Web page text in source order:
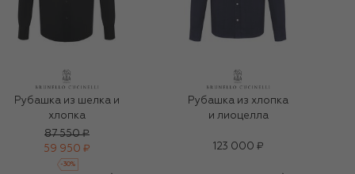
Рубашка из шелка и
хлопка
87 550 ₽
59 950 ₽
-30%
Рубашка из хлопка
и лиоцелла
123 000 ₽